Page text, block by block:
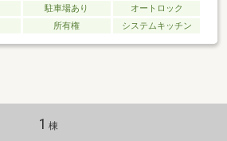
駐車場あり
オートロック
所有権 システムキッチン
1 棟